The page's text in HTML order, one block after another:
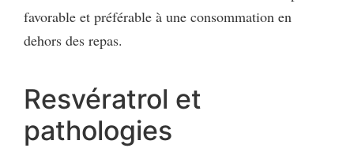
favorable et préférable à une consommation en
dehors des repas.
Resvératrol et
pathologies